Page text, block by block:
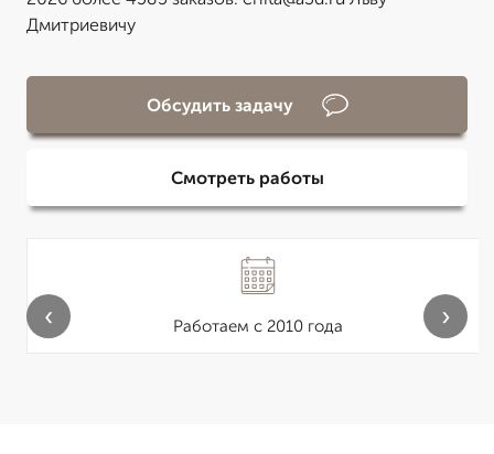
Дмитриевичу
Обсудить задачу
Смотреть работы
Работаем с 2010 года
‹ ›